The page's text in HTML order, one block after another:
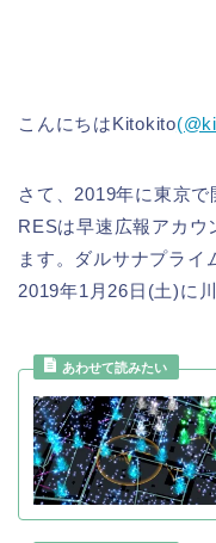
こんにちはKitokito
さて、2019年に東京で
RESは早速広報アカウ
ます。ダルサナプライ
2019年1月26日(土)に